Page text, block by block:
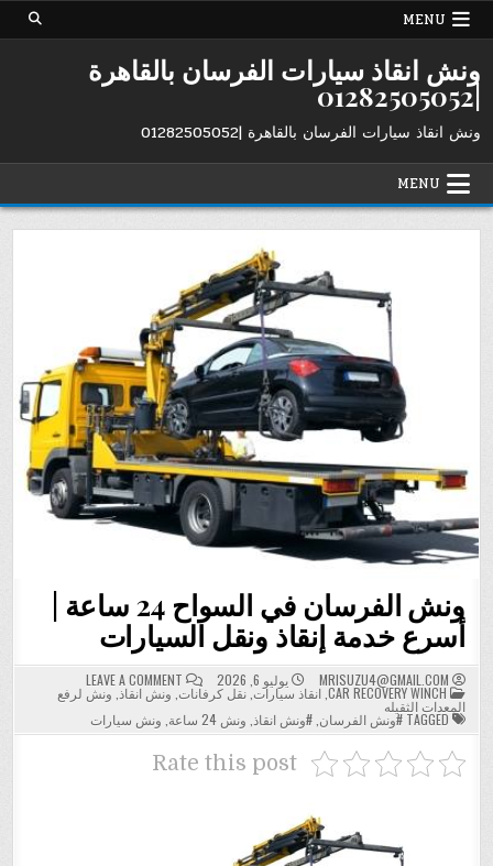
Skip
MENU
ونش انقاذ سيارات الفرسان بالقاهرة
|01282505052
ونش انقاذ سيارات الفرسان بالقاهرة |01282505052
MENU
ونش الفرسان في السواح 24 ساعة |
أسرع خدمة إنقاذ ونقل السيارات
MRISUZU4@GMAIL.COM يوليو 6, 2026 LEAVE A COMMENT
ON
ونش
الفرسان
السواح
POSTED
IN
CAR RECOVERY WINCH
,انقاذ سيارات,نقل كرفانات ونش انقاذ ونش لرفع
المعدات الثقيله
#ونش الفرسان ,#ونش انقاذ ونش 24 ساعة ونش سيارات
Rate this post